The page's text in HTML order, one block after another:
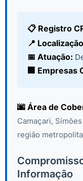
📋 Registro
📍
📅 Atuação:
🏢 Empresas
🌆 Área de
Camaçari,
região
Informação